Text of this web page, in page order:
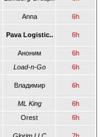
Anna 6h
Pava Logistic.. 6h
Аноним 6h
Load-n-Go 6h
Владимир 6h
ML King 6h
Orest 6h